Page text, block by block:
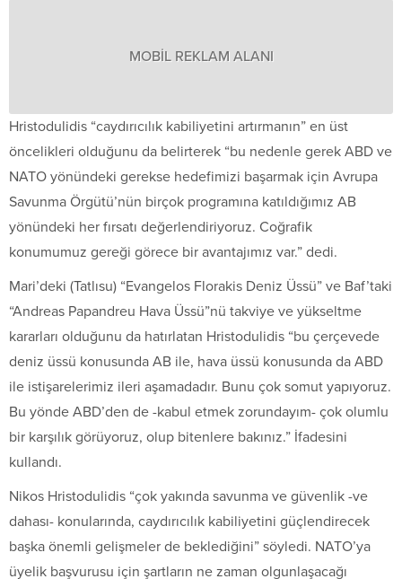
MOBİL REKLAM ALANI
Hristodulidis “caydırıcılık kabiliyetini artırmanın” en üst
öncelikleri olduğunu da belirterek “bu nedenle gerek ABD ve
NATO yönündeki gerekse hedefimizi başarmak için Avrupa
Savunma Örgütü’nün birçok programına katıldığımız AB
yönündeki her fırsatı değerlendiriyoruz. Coğrafik
konumumuz gereği görece bir avantajımız var.” dedi.
Mari’deki (Tatlısu) “Evangelos Florakis Deniz Üssü” ve Baf’taki
“Andreas Papandreu Hava Üssü”nü takviye ve yükseltme
kararları olduğunu da hatırlatan Hristodulidis “bu çerçevede
deniz üssü konusunda AB ile, hava üssü konusunda da ABD
ile istişarelerimiz ileri aşamadadır. Bunu çok somut yapıyoruz.
Bu yönde ABD’den de -kabul etmek zorundayım- çok olumlu
bir karşılık görüyoruz, olup bitenlere bakınız.” İfadesini
kullandı.
Nikos Hristodulidis “çok yakında savunma ve güvenlik -ve
dahası- konularında, caydırıcılık kabiliyetini güçlendirecek
başka önemli gelişmeler de beklediğini” söyledi. NATO’ya
üyelik başvurusu için şartların ne zaman olgunlaşacağı